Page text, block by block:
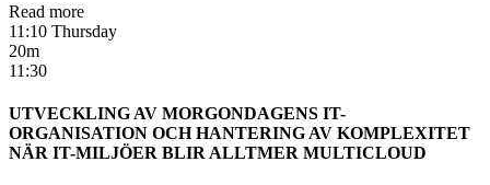
Read more
11:10 Thursday
20m
11:30
UTVECKLING AV MORGONDAGENS IT-
ORGANISATION OCH HANTERING AV KOMPLEXITET
NÄR IT-MILJÖER BLIR ALLTMER MULTICLOUD